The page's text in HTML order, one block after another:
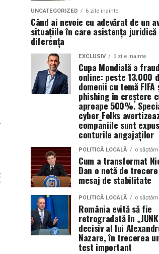
UNCATEGORIZED 6 zile inainte
Când ai nevoie cu adevărat de un
situațiile în care asistența
diferența
EXCLUSIV 6 zile inainte
Cupa Mondială a
online: peste 13.000
domenii cu temă FIFA
phishing în creștere
aproape 500%.
cyber_Folks
companiile sunt
conturile angajaților
POLITICĂ LOCALĂ o
Cum a transformat
Dan o notă de
mesaj de stabilitate
POLITICĂ LOCALĂ o
România evită să fie
retrogradată în
decisiv al lui
Nazare, în trecerea
test important